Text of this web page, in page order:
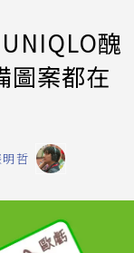
醜
圖案都在
哲